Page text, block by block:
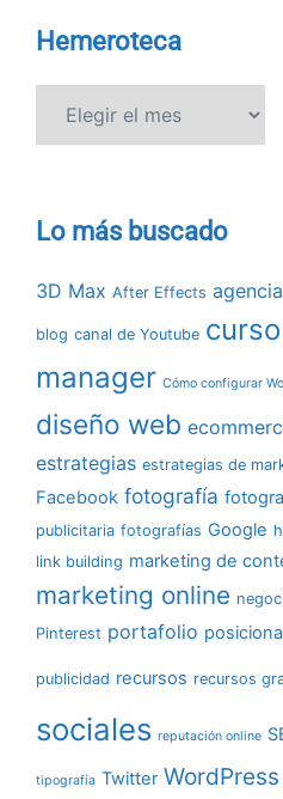
Hemeroteca
Lo más buscado
3D Max After Effects
blog canal de Youtube
manager Cómo configurar
diseño web
estrategias estrategias de
Facebook fotografía
publicitaria fotografías Google
link building marketing de
marketing online
Pinterest portafolio
publicidad recursos recursos
sociales reputación online
tipografía Twitter WordPress